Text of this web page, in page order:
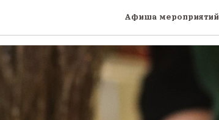
Афиша мероприятий
кофе «с собой»